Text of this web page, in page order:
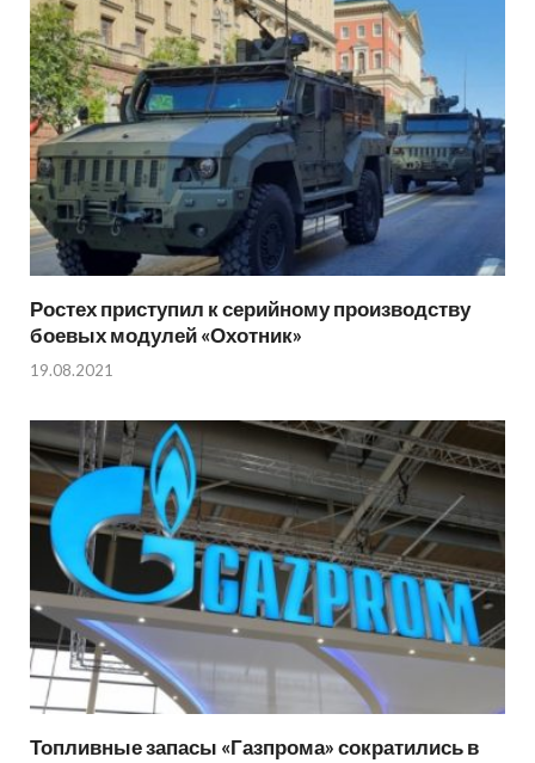
Ростех приступил к серийному производству
боевых модулей «Охотник»
19.08.2021
Топливные запасы «Газпрома» сократились в